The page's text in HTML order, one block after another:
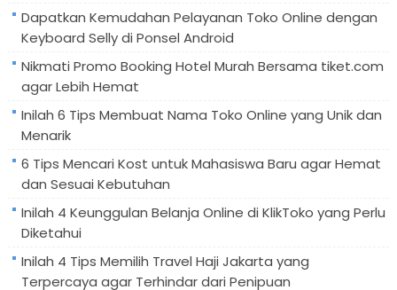
Dapatkan Kemudahan Pelayanan Toko Online dengan
Keyboard Selly di Ponsel Android
Nikmati Promo Booking Hotel Murah Bersama tiket.com
agar Lebih Hemat
Inilah 6 Tips Membuat Nama Toko Online yang Unik dan
Menarik
6 Tips Mencari Kost untuk Mahasiswa Baru agar Hemat
dan Sesuai Kebutuhan
Inilah 4 Keunggulan Belanja Online di KlikToko yang Perlu
Diketahui
Inilah 4 Tips Memilih Travel Haji Jakarta yang
Terpercaya agar Terhindar dari Penipuan